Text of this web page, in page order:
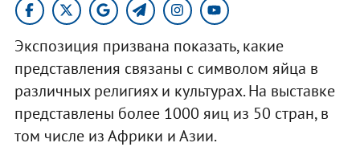
Экспозиция призвана показать, какие
представления связаны с символом яйца в
различных религиях и культурах. На выставке
представлены более 1000 яиц из 50 стран, в
том числе из Африки и Азии.